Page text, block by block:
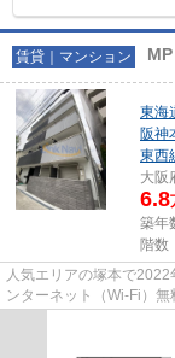
賃貸｜マンション
東海
阪神
東西
大阪
6.8
築年
階数
人気エリアの塚本で
ンターネット（Wi-Fi）